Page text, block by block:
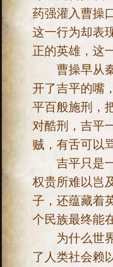
药强灌入曹操
这一行为却表
正的英雄，这
曹操早从秦
开了吉平的嘴
平百般施刑，
对酷刑，吉平
贼，有舌可以
吉平只是一
权贵所难以岂
子，还蕴藏着
个民族最终能
为什么世界
了人类社会赖